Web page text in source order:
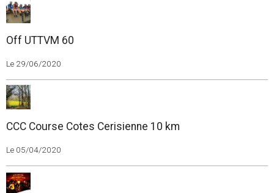
Off UTTVM 60
Le 29/06/2020
CCC Course Cotes Cerisienne 10 km
Le 05/04/2020